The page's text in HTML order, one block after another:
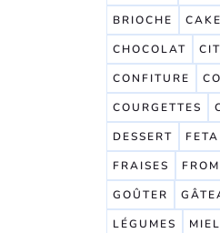
BRIOCHE
CAKE
CHOCOLAT
CONFITURE
COURGETTES
DESSERT
FETA
FRAISES
GOÛTER
LÉGUMES
MIEL